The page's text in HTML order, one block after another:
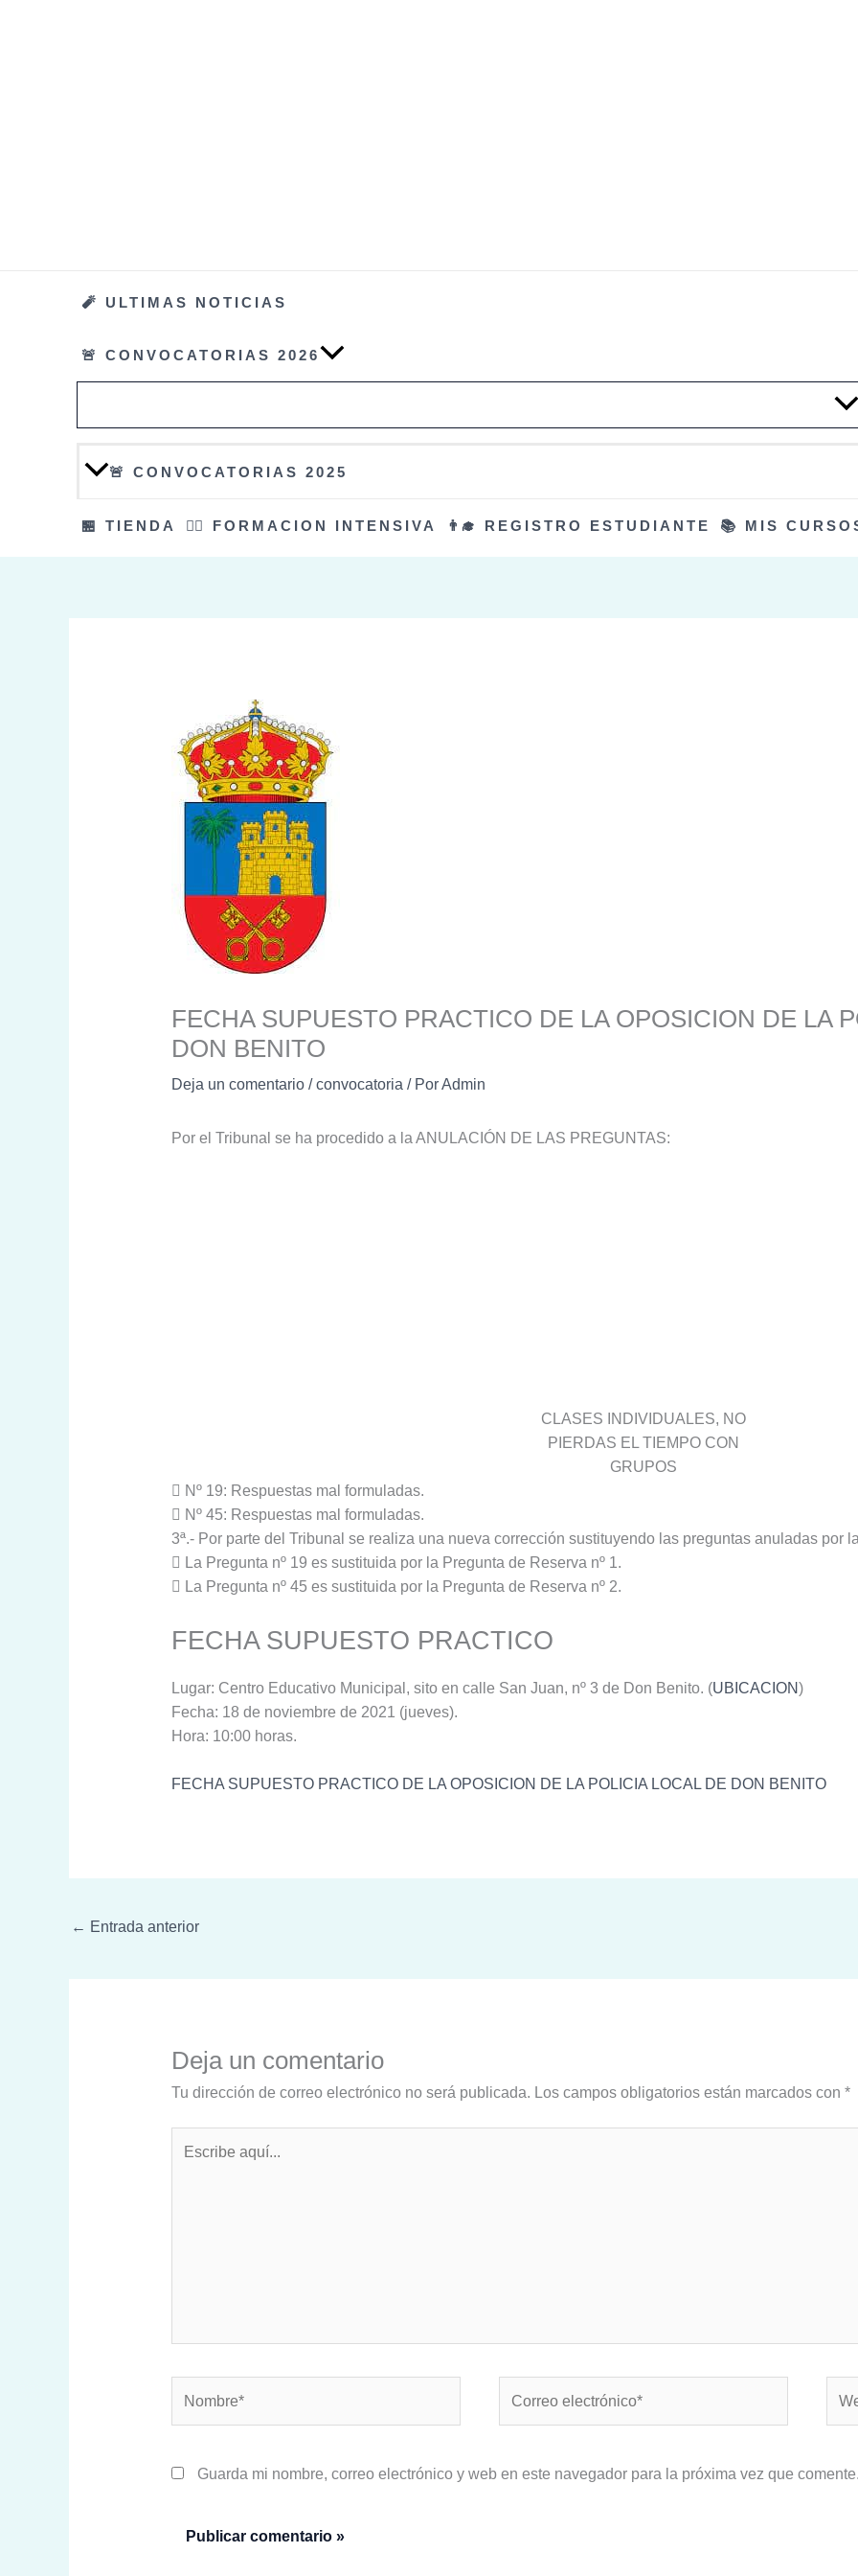
🧨 ULTIMAS NOTICIAS
🚨 CONVOCATORIAS 2026
🚨 CONVOCATORIAS 2025
🏪 TIENDA 👮‍♀️ FORMACION INTENSIVA 👨‍🎓 REGISTRO ESTUDIANTE 📚 MIS
FECHA SUPUESTO PRACTICO DE LA OPOSICION DE LA
DON BENITO
Deja un comentario / convocatoria/ PorAdmin
Por el Tribunal se ha procedido a la ANULACIÓN DE LAS PREGUNTAS:
CLASES INDIVIDUALES, NO
PIERDAS EL TIEMPO CON
GRUPOS
 Nº 19: Respuestas mal formuladas.
 Nº 45: Respuestas mal formuladas.
3ª.- Por parte del Tribunal se realiza una nueva corrección sustituyendo las preguntas anuladas por
 La Pregunta nº 19 es sustituida por la Pregunta de Reserva nº 1.
 La Pregunta nº 45 es sustituida por la Pregunta de Reserva nº 2.
FECHA SUPUESTO PRACTICO
Lugar: Centro Educativo Municipal, sito en calle San Juan, nº 3 de Don Benito. (UBICACION)
Fecha: 18 de noviembre de 2021 (jueves).
Hora: 10:00 horas.
FECHA SUPUESTO PRACTICO DE LA OPOSICION DE LA POLICIA LOCAL DE DON BENITO
← Entrada anterior
Deja un comentario
Tu dirección de correo electrónico no será publicada. Los campos obligatorios están marcados con *
aquí...
electrónico*
Guarda mi nombre, correo electrónico y web en este navegador para la próxima vez que